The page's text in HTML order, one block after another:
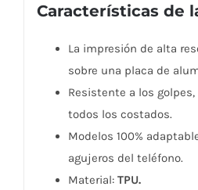
Características de
La impresión de alta
sobre una placa de
Resistente a los
todos los costados.
Modelos 100%
agujeros del teléfono.
Material: TPU.